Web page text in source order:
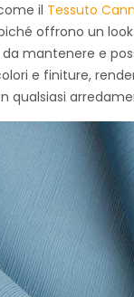
il Tessuto
offrono un
mantenere e
e finiture,
qualsiasi